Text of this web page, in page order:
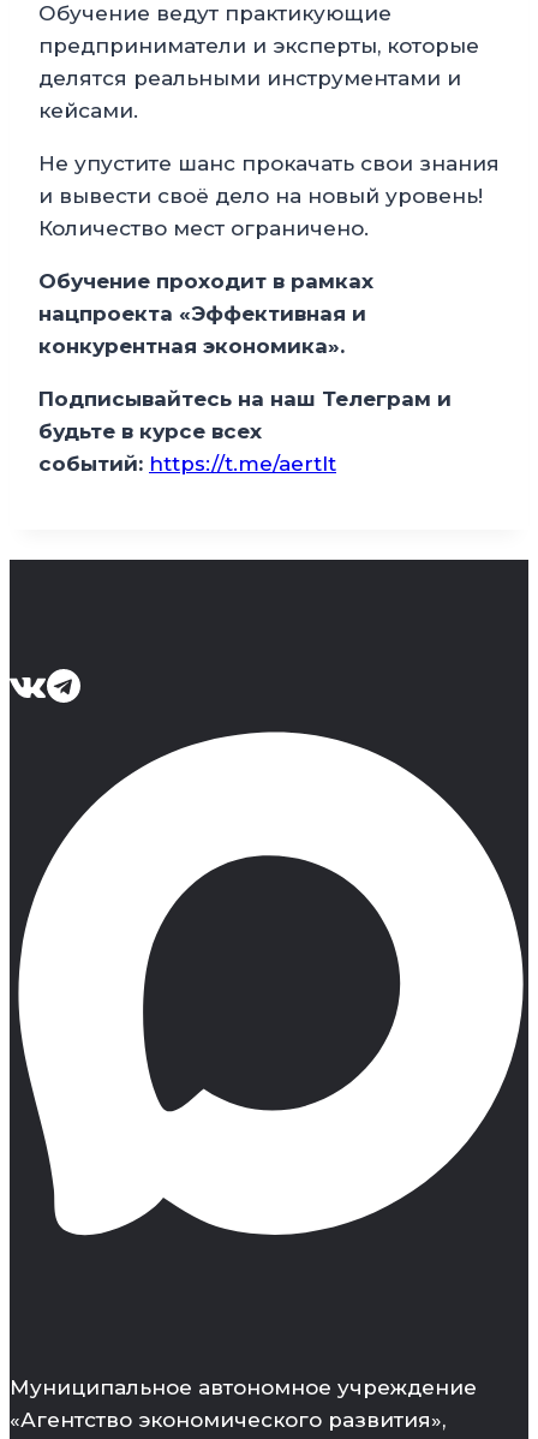
Обучение ведут практикующие
предприниматели и эксперты, которые
делятся реальными инструментами и
кейсами.
Не упустите шанс прокачать свои знания
и вывести своё дело на новый уровень!
Количество мест ограничено.
Обучение проходит в рамках
нацпроекта «Эффективная и
конкурентная экономика».
Подписывайтесь на наш Телеграм и
будьте в курсе всех
событий: https://t.me/aertlt
Муниципальное автономное учреждение
«Агентство экономического развития»,